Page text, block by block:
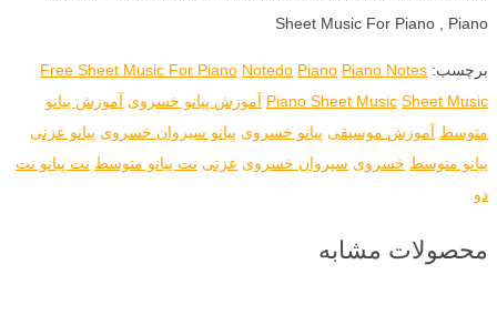
Sheet Music For Piano , Piano
برچسب: Free Sheet Music For Piano Notedo Piano Piano Notes
Piano Sheet Music Sheet Music آموزش پیانو خسروی آموزش پیانو
متوسط آموزش موسیقی پیانو خسروی پیانو سیروان خسروی پیانو عزتی
پیانو متوسط خسروی سیروان خسروی عزتی نت پیانو متوسط نت پیانو نت
دو
محصولات مشابه